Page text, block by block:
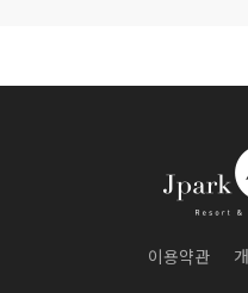
이용약관